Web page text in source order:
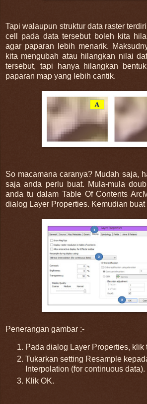
Tapi walaupun struktur data raster
cell pada data tersebut boleh kita
agar paparan lebih menarik.
kita mengubah atau hilangkan nilai
tersebut, tapi hanya hilangkan
paparan map yang lebih cantik.
So macamana caranya? Mudah saja,
saja anda perlu buat. Mula-mula
anda tu dalam Table Of Contents
dialog Layer Properties. Kemudian buat
Penerangan gambar :-
Pada dialog Layer Properties, klik
Tukarkan setting Resample
Interpolation (for continuous data).
Klik OK.